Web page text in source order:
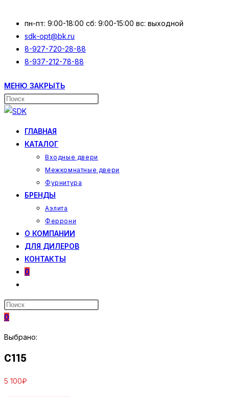
содержимому
пн-пт: 9:00-18:00 сб: 9:00-15:00 вс: выходной
sdk-opt@bk.ru
8-927-720-28-88
8-937-212-78-88
МЕНЮ ЗАКРЫТЬ
Поиск
на
ГЛАВНАЯ
КАТАЛОГ
Входные двери
Межкомнатные двери
Фурнитура
БРЕНДЫ
Аэлита
Феррони
О КОМПАНИИ
ДЛЯ ДИЛЕРОВ
КОНТАКТЫ
0
ПО
САЙТУ
0
Выбрано:
C115
5 100₽